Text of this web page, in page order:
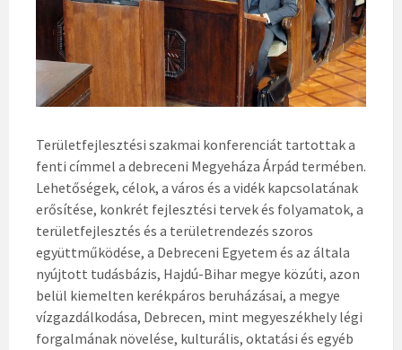
Területfejlesztési szakmai konferenciát tartottak a
fenti címmel a debreceni Megyeháza Árpád termében.
Lehetőségek, célok, a város és a vidék kapcsolatának
erősítése, konkrét fejlesztési tervek és folyamatok, a
területfejlesztés és a területrendezés szoros
együttműködése, a Debreceni Egyetem és az általa
nyújtott tudásbázis, Hajdú-Bihar megye közúti, azon
belül kiemelten kerékpáros beruházásai, a megye
vízgazdálkodása, Debrecen, mint megyeszékhely légi
forgalmának növelése, kulturális, oktatási és egyéb